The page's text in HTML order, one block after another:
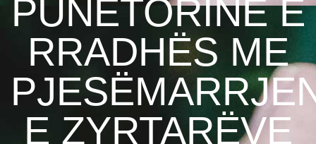
PUNËTORINË E
RRADHËS ME
E ZYRTARËVE